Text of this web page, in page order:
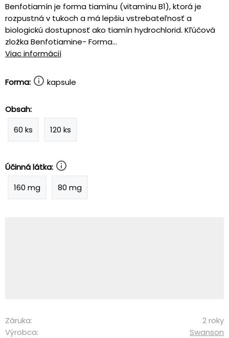
Benfotiamín je forma tiamínu (vitamínu B1), ktorá je
rozpustná v tukoch a má lepšiu vstrebateľnosť a
biologickú dostupnosť ako tiamín hydrochlorid. Kľúčová
zložka Benfotiamine- Forma...
Viac informácií
Forma: kapsule
Obsah:
60 ks
120 ks
Účinná látka:
160 mg
80 mg
Záruka:
2 roky
Výrobca:
Swanson